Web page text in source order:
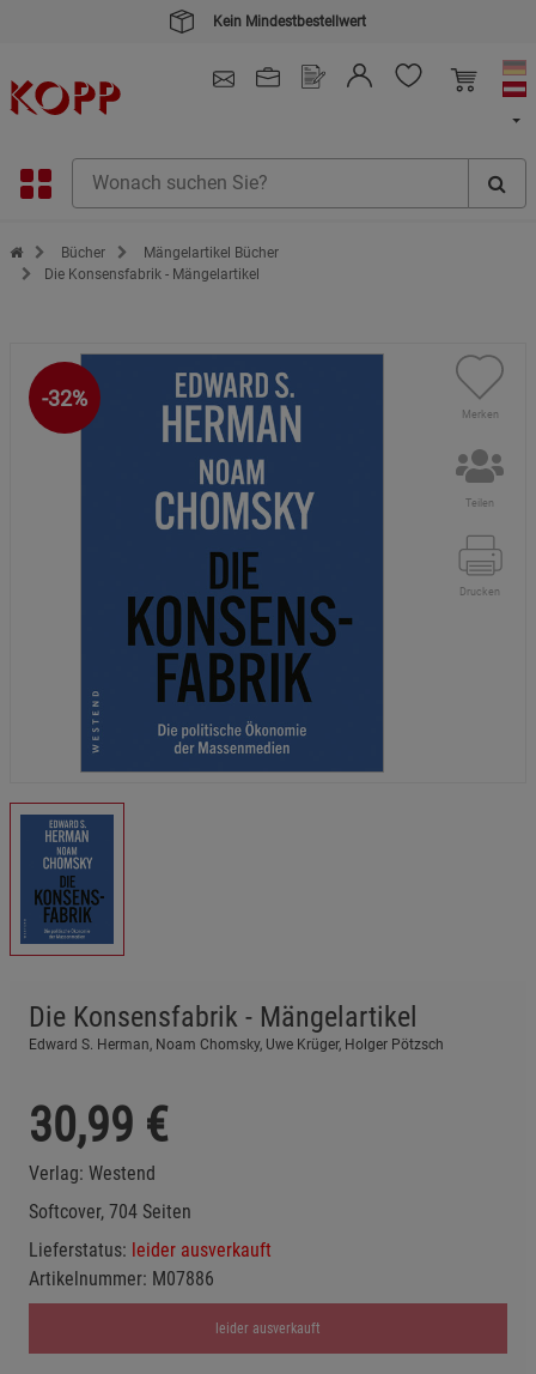
Kein Mindestbestellwert
Zur Startseite des Kopp Verlag Online-Shop
Bücher
Mängelartikel Bücher
Die Konsensfabrik - Mängelartikel
-32%
Merken
Teilen
Drucken
Die Konsensfabrik - Mängelartikel
Edward S. Herman, Noam Chomsky, Uwe Krüger, Holger Pötzsch
30,99 €
Verlag: Westend
Softcover, 704 Seiten
Lieferstatus: leider ausverkauft
Artikelnummer: M07886
leider ausverkauft